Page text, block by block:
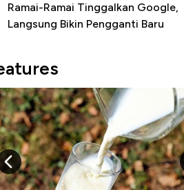
Ramai-Ramai Tinggalkan Google,
Langsung Bikin Pengganti Baru